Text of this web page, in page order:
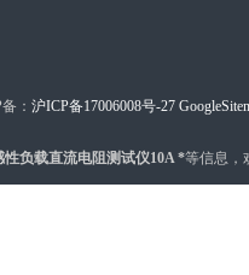
： 沪ICP备17006008号-27
性负载直流电阻测试仪10A *等信息，